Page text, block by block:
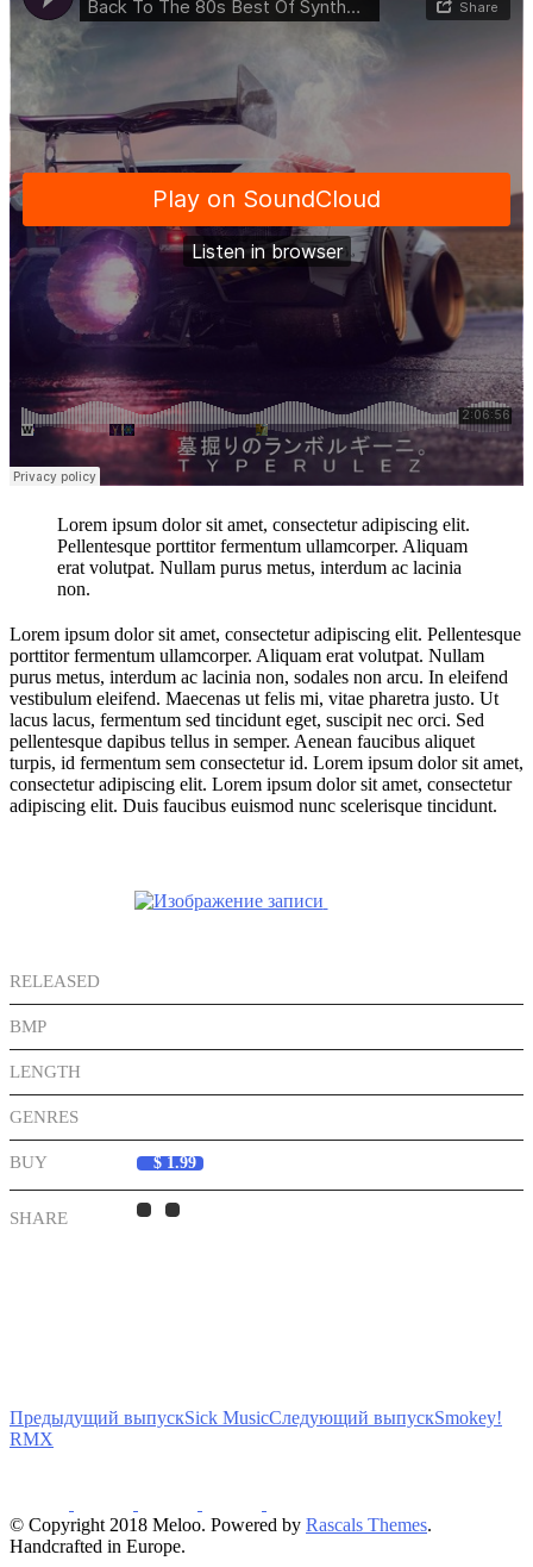
Lorem ipsum dolor sit amet, consectetur adipiscing elit.
Pellentesque porttitor fermentum ullamcorper. Aliquam
erat volutpat. Nullam purus metus, interdum ac lacinia
non.
Lorem ipsum dolor sit amet, consectetur adipiscing elit. Pellentesque
porttitor fermentum ullamcorper. Aliquam erat volutpat. Nullam
purus metus, interdum ac lacinia non, sodales non arcu. In eleifend
vestibulum eleifend. Maecenas ut felis mi, vitae pharetra justo. Ut
lacus lacus, fermentum sed tincidunt eget, suscipit nec orci. Sed
pellentesque dapibus tellus in semper. Aenean faucibus aliquet
turpis, id fermentum sem consectetur id. Lorem ipsum dolor sit amet,
consectetur adipiscing elit. Lorem ipsum dolor sit amet, consectetur
adipiscing elit. Duis faucibus euismod nunc scelerisque tincidunt.
RELEASED
BMP
LENGTH
GENRES
BUY $ 1.99
SHARE
Предыдущий выпускSick MusicСледующий выпускSmokey!
RMX
© Copyright 2018 Meloo. Powered by Rascals Themes.
Handcrafted in Europe.